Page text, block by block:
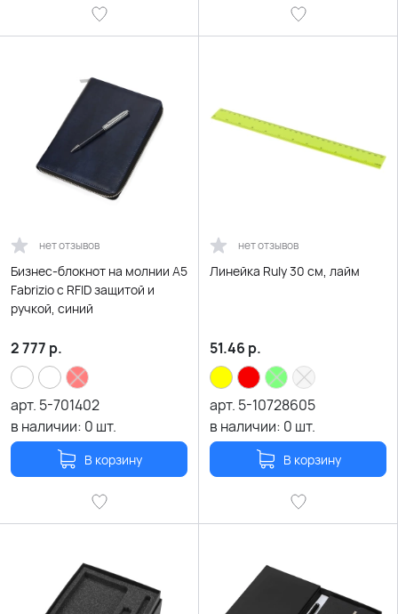
нет отзывов
Бизнес-блокнот на молнии А5
Fabrizio с RFID защитой и
ручкой, синий
2 777 р.
арт. 5-701402
в наличии: 0 шт.
В корзину
нет отзывов
Линейка Ruly 30 см, лайм
51.46 р.
арт. 5-10728605
в наличии: 0 шт.
В корзину